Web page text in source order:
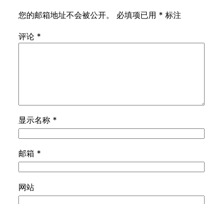
您的邮箱地址不会被公开。 必填项已用 * 标注
评论 *
显示名称 *
邮箱 *
网站